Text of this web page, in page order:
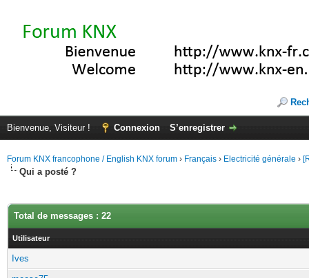
Bienvenue, Visiteur ! Connexion S’enregistrer
Forum KNX francophone / English KNX forum › Français › Electricité générale ›
Qui a posté ?
Total de messages : 22
Utilisateur
Ives